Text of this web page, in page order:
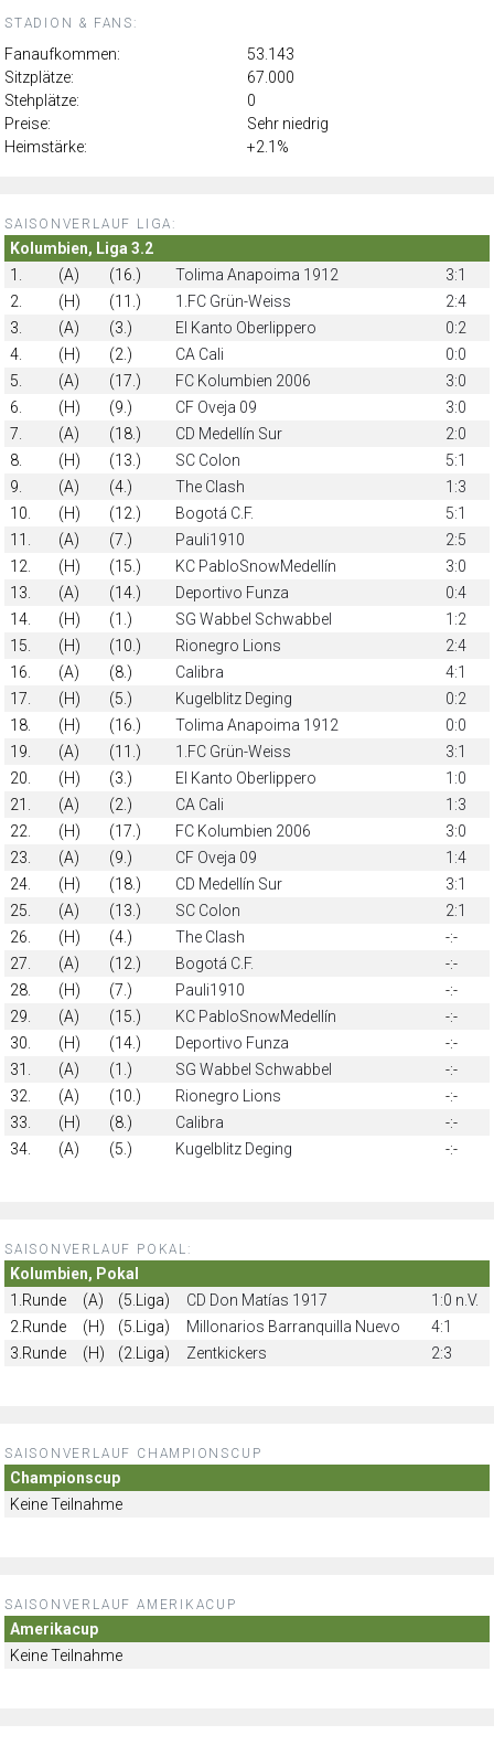
STADION & FANS:
Fanaufkommen:
53.143
Sitzplätze:
67.000
Stehplätze:
0
Preise:
Sehr niedrig
Heimstärke:
+2.1%
SAISONVERLAUF LIGA:
Kolumbien, Liga 3.2
1.
(A) (16.) Tolima Anapoima 1912
3:1
2.
(H) (11.) 1.FC Grün-Weiss
2:4
3.
(A) (3.) El Kanto Oberlippero
0:2
4.
(H) (2.) CA Cali
0:0
5.
(A) (17.) FC Kolumbien 2006
3:0
6.
(H) (9.) CF Oveja 09
3:0
7.
(A) (18.) CD Medellín Sur
2:0
8.
(H) (13.) SC Colon
5:1
9.
(A) (4.) The Clash
1:3
10.
(H) (12.) Bogotá C.F.
5:1
11.
(A) (7.) Pauli1910
2:5
12.
(H) (15.) KC PabloSnowMedellín
3:0
13.
(A) (14.) Deportivo Funza
0:4
14.
(H) (1.) SG Wabbel Schwabbel
1:2
15.
(H) (10.) Rionegro Lions
2:4
16.
(A) (8.) Calibra
4:1
17.
(H) (5.) Kugelblitz Deging
0:2
18.
(H) (16.) Tolima Anapoima 1912
0:0
19.
(A) (11.) 1.FC Grün-Weiss
3:1
20.
(H) (3.) El Kanto Oberlippero
1:0
21.
(A) (2.) CA Cali
1:3
22.
(H) (17.) FC Kolumbien 2006
3:0
23.
(A) (9.) CF Oveja 09
1:4
24.
(H) (18.) CD Medellín Sur
3:1
25.
(A) (13.) SC Colon
2:1
26.
(H) (4.) The Clash
-:-
27.
(A) (12.) Bogotá C.F.
-:-
28.
(H) (7.) Pauli1910
-:-
29.
(A) (15.) KC PabloSnowMedellín
-:-
30.
(H) (14.) Deportivo Funza
-:-
31.
(A) (1.) SG Wabbel Schwabbel
-:-
32.
(A) (10.) Rionegro Lions
-:-
33.
(H) (8.) Calibra
-:-
34.
(A) (5.) Kugelblitz Deging -:-
SAISONVERLAUF POKAL:
Kolumbien, Pokal
1.Runde
(A) (5.Liga) CD Don Matías 1917
1:0 n.V.
2.Runde
(H) (5.Liga) Millonarios Barranquilla Nuevo
4:1
3.Runde
(H) (2.Liga) Zentkickers 2:3
SAISONVERLAUF CHAMPIONSCUP
Championscup
Keine Teilnahme
SAISONVERLAUF AMERIKACUP
Amerikacup
Keine Teilnahme